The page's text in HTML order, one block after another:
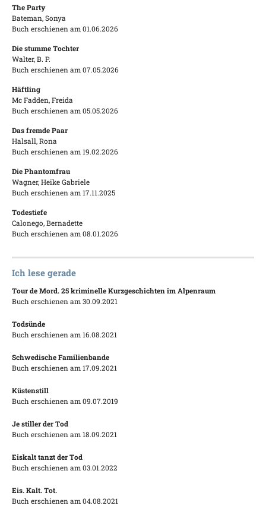
The Party
Bateman, Sonya
Buch erschienen am 01.06.2026
Die stumme Tochter
Walter, B. P.
Buch erschienen am 07.05.2026
Häftling
Mc Fadden, Freida
Buch erschienen am 05.05.2026
Das fremde Paar
Halsall, Rona
Buch erschienen am 19.02.2026
Die Phantomfrau
Wagner, Heike Gabriele
Buch erschienen am 17.11.2025
Todestiefe
Calonego, Bernadette
Buch erschienen am 08.01.2026
Ich lese gerade
Tour de Mord. 25 kriminelle Kurzgeschichten im Alpenraum
Buch erschienen am 30.09.2021
Todsünde
Buch erschienen am 16.08.2021
Schwedische Familienbande
Buch erschienen am 17.09.2021
Küstenstill
Buch erschienen am 09.07.2019
Je stiller der Tod
Buch erschienen am 18.09.2021
Eiskalt tanzt der Tod
Buch erschienen am 03.01.2022
Eis. Kalt. Tot.
Buch erschienen am 04.08.2021